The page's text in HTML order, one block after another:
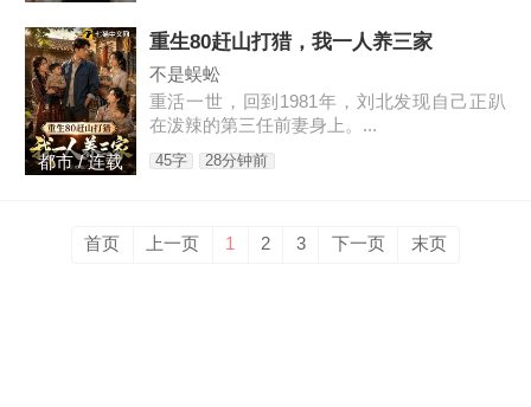
都市 / 连载
重生80赶山打猎，我一人养三家
不是蜈蚣
重活一世，回到1981年，刘北发现自己正趴
在泼辣的第三任前妻身上。...
45字 28分钟前
首页 上一页 1 2 3 下一页 末页